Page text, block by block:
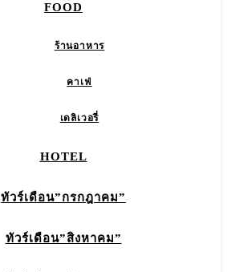
FOOD
ร้านอาหาร
คาเฟ่
เดลิเวอรี่
HOTEL
ทัวร์เดือน”กรกฎาคม”
ทัวร์เดือน”สิงหาคม”